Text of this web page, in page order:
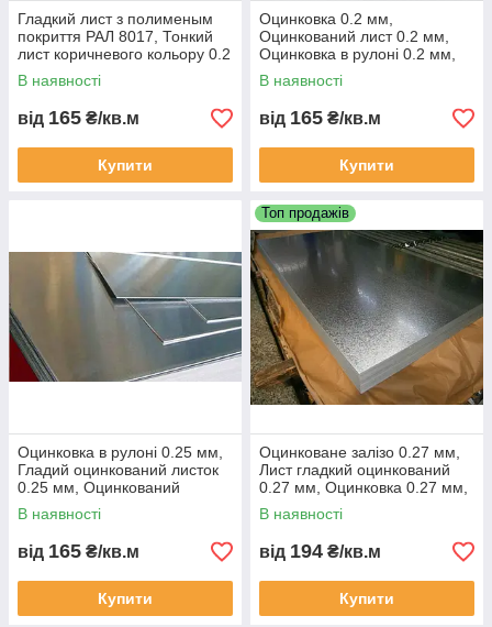
Гладкий лист з полименым
покриття РАЛ 8017, Тонкий
лист коричневого кольору 0.2
мм
В наявності
від 165 ₴/кв.м
Купити
Оцинковка 0.2 мм,
Оцинкований лист 0.2 мм,
Оцинковка в рулоні 0.2 мм,
Цинк тонкий бюджетний лист
0.2 мм.
В наявності
від 165 ₴/кв.м
Купити
Оцинковка в рулоні 0.25 мм,
Гладий оцинкований листок
0.25 мм, Оцинкований
гладкий лист 0.25 мм.
В наявності
від 165 ₴/кв.м
Купити
Топ продажів
Оцинковане залізо 0.27 мм,
Лист гладкий оцинкований
0.27 мм, Оцинковка 0.27 мм,
В наявності
від 194 ₴/кв.м
Купити